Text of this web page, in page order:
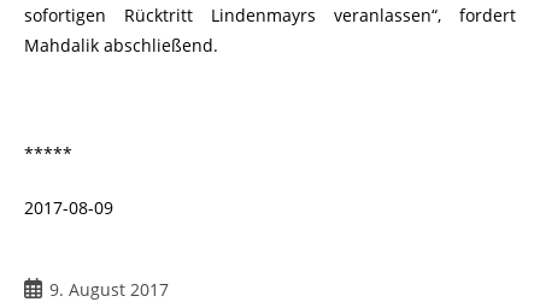
sofortigen Rücktritt Lindenmayrs veranlassen“, fordert
Mahdalik abschließend.
*****
2017-08-09
9. August 2017